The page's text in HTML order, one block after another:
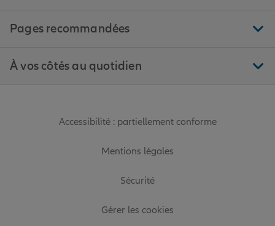
Pages recommandées
À vos côtés au quotidien
Accessibilité : partiellement conforme
Mentions légales
Sécurité
Gérer les cookies